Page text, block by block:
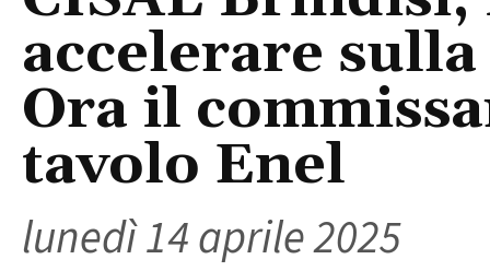
accelerare
Ora il
tavolo Enel
lunedì 14 aprile 2025